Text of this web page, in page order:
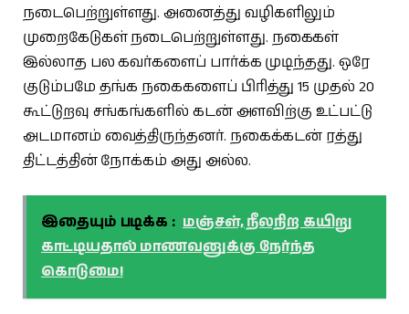
நடைபெற்றுள்ளது. அனைத்து வழிகளிலும்
முறைகேடுகள் நடைபெற்றுள்ளது. நகைகள்
இல்லாத பல கவர்களைப் பார்க்க முடிந்தது. ஒரே
குடும்பமே தங்க நகைகளைப் பிரித்து 15 முதல் 20
கூட்டுறவு சங்கங்களில் கடன் அளவிற்கு உட்பட்டு
அடமானம் வைத்திருந்தனர். நகைக்கடன் ரத்து
திட்டத்தின் நோக்கம் அது அல்ல.
இதையும் படிக்க : மஞ்சள், நீலநிற கயிறு
காட்டியதால் மாணவனுக்கு நேர்ந்த
கொடுமை!